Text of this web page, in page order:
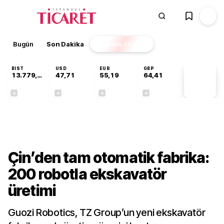
Bugün Son Dakika Finans EKSTRA
BIST
13.779,39
USD
47,71
EUR
55,19
GBP
64,41
Çin’den tam otomatik fabrika:
200 robotla ekskavatör
üretimi
Guozi Robotics, TZ Group’un yeni ekskavatör